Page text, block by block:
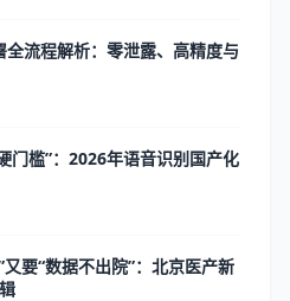
流程解析：零泄露、高精度与
门槛”：2026年语音识别国产化
要“数据不出院”：北京医产新